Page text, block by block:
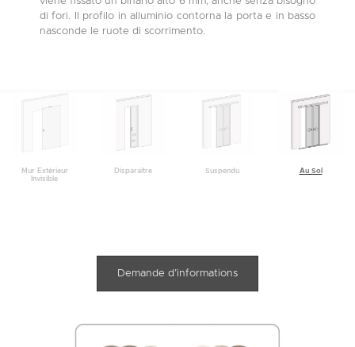
di fori. Il profilo in alluminio contorna la porta e in basso
nasconde le ruote di scorrimento.
Mur Extérieur
Invisible
Disparaître Suspendu Au Sol
Demande d’informations